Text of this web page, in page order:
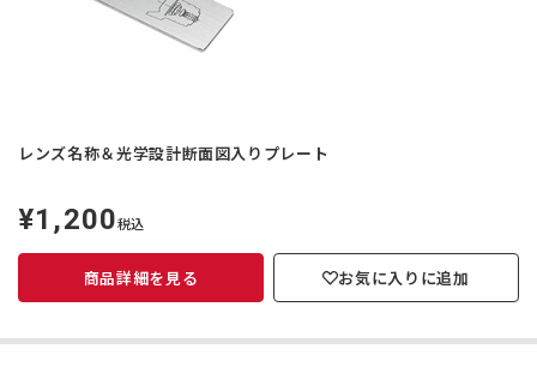
レンズ名称＆光学設計断面図入りプレート
定
価
¥1,200税込
商品詳細を見る お気に入りに追加